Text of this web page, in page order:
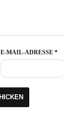
E-MAIL-ADRESSE *